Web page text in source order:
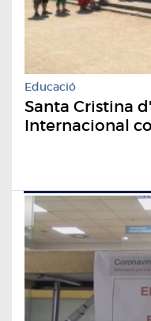
Educació
Santa Cristina
Internacional